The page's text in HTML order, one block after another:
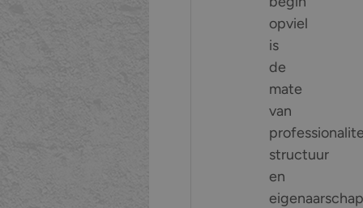
opviel
is
de
mate
van
structuur
en